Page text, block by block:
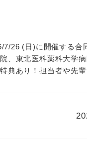
7/26 (日)に開催する合
、東北医科薬科大学
典あり！担当者や先